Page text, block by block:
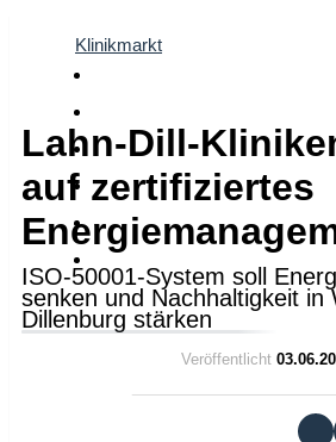
Klinikmarkt
Lahn-Dill-
auf zertifiziertes
ISO-50001-System soll
senken und Nachhaltigkeit in
Dillenburg stärken
Veröffentlicht